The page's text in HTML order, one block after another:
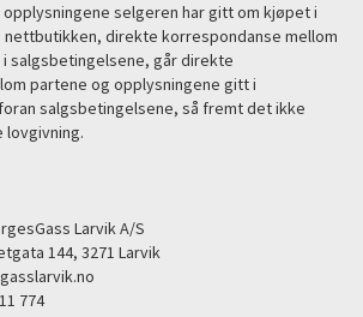
selgeren har gitt om kjøpet i
direkte korrespondanse mellom
salgsbetingelsene, går direkte
partene og opplysningene gitt i
salgsbetingelsene, så fremt det ikke
Larvik A/S
144, 3271 Larvik
970 11 774